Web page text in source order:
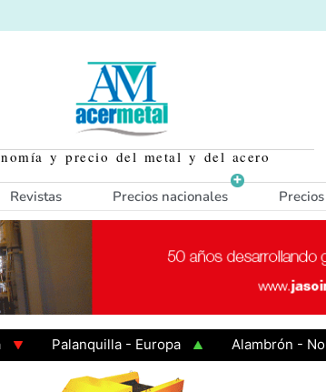
y precio del metal y del acero
Revistas Precios nacionales
Palanquilla - Europa
Alambrón - Norte